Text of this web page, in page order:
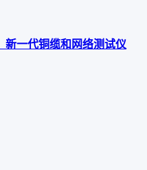
一代铜缆和网络测试仪